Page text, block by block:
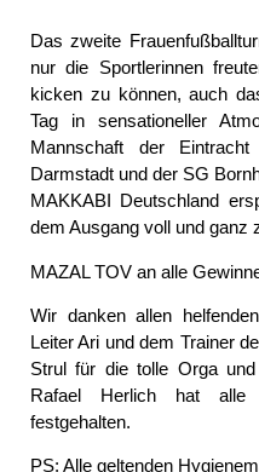
Das zweite
nur die Sportlerinnen
kicken zu können, auch
Tag in sensationeller
Mannschaft der
Darmstadt und der SG
MAKKABI Deutschland
dem Ausgang voll und ganz
MAZAL TOV an alle
Wir danken allen
Leiter Ari und dem Trainer
Strul für die tolle Orga
Rafael Herlich hat
festgehalten.
PS: Alle geltenden